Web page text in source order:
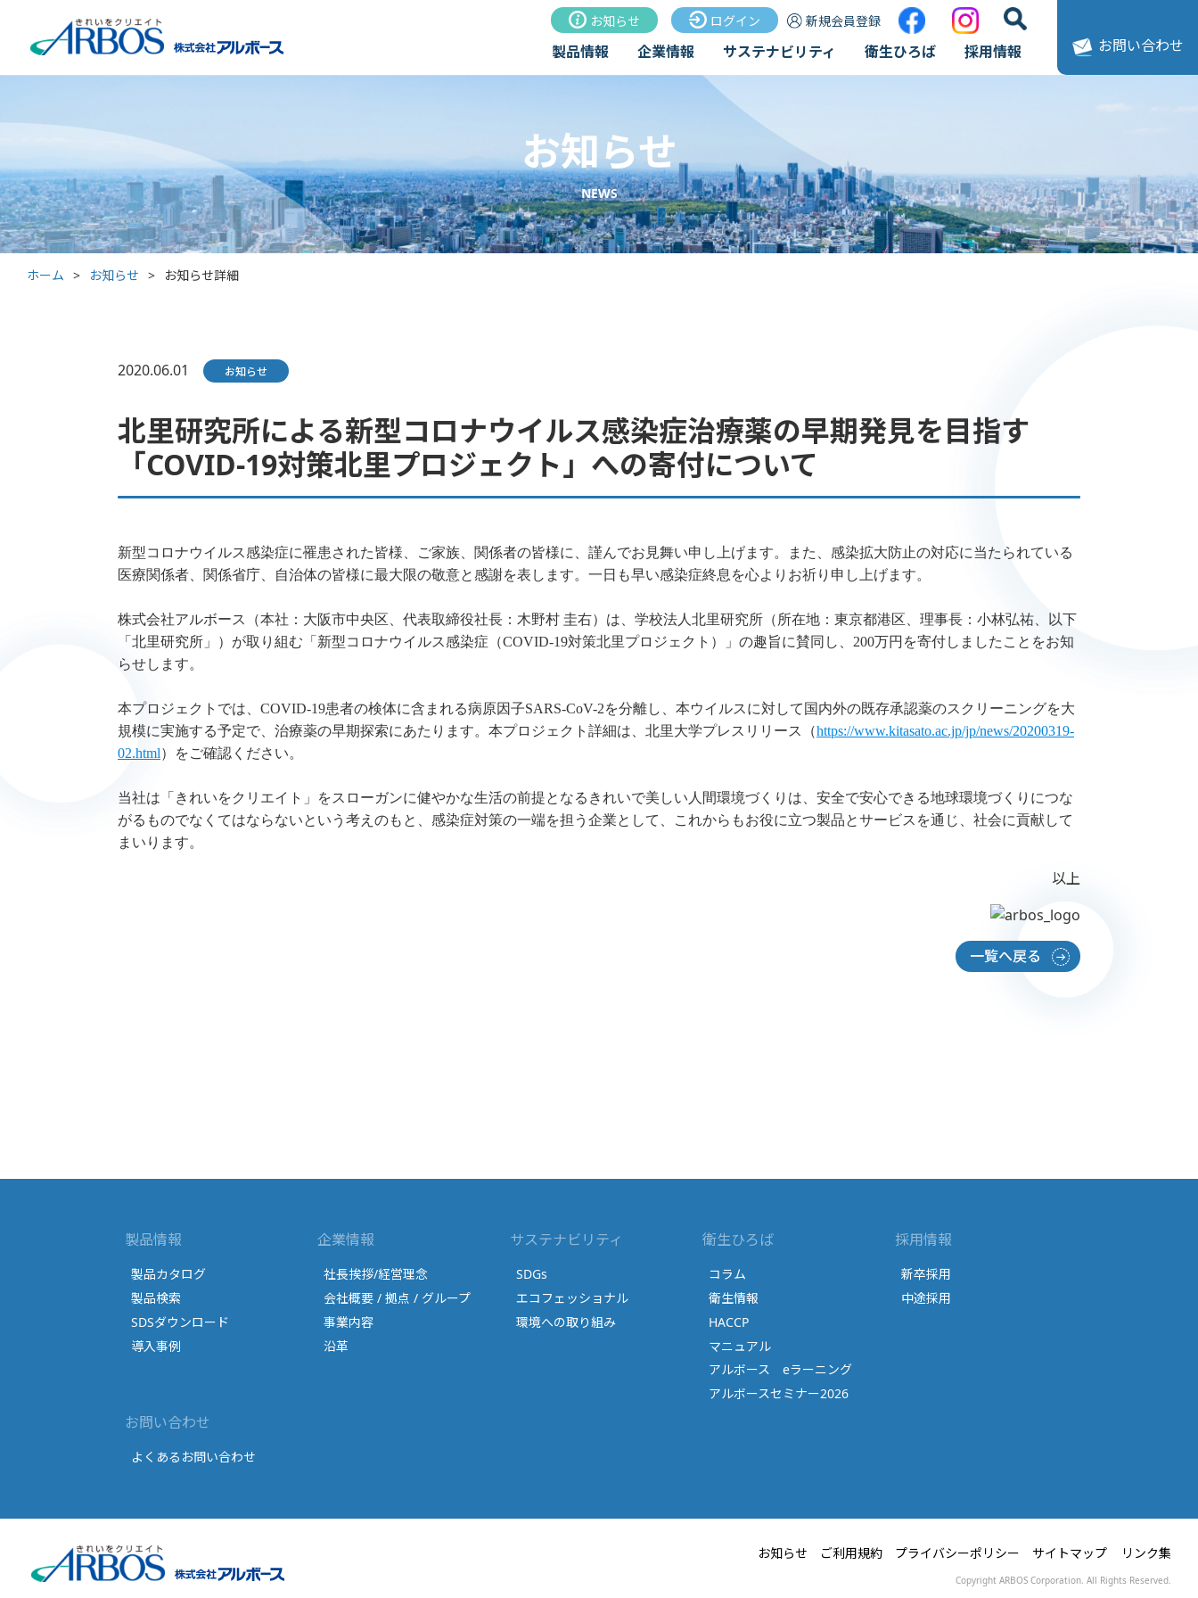
お知らせ ログイン 新規会員登録
製品情報 企業情報 サステナビリティ 衛生ひろば 採用情報 お問い合わせ
お知らせ
NEWS
ホーム > お知らせ > お知らせ詳細
2020.06.01 お知らせ
北里研究所による新型コロナウイルス感染症治療薬の早期発見を目指す
「COVID-19対策北里プロジェクト」への寄付について
新型コロナウイルス感染症に罹患された皆様、ご家族、関係者の皆様に、謹んでお見舞い申し上げます。また、感染拡大防止の対応に当たられている
医療関係者、関係省庁、自治体の皆様に最大限の敬意と感謝を表します。一日も早い感染症終息を心よりお祈り申し上げます。
株式会社アルボース（本社：大阪市中央区、代表取締役社長：木野村 圭右）は、学校法人北里研究所（所在地：東京都港区、理事長：小林弘祐、以下
「北里研究所」）が取り組む「新型コロナウイルス感染症（COVID-19対策北里プロジェクト）」の趣旨に賛同し、200万円を寄付しましたことをお知
らせします。
本プロジェクトでは、COVID-19患者の検体に含まれる病原因子SARS-CoV-2を分離し、本ウイルスに対して国内外の既存承認薬のスクリーニングを大
規模に実施する予定で、治療薬の早期探索にあたります。本プロジェクト詳細は、北里大学プレスリリース（https://www.kitasato.ac.jp/jp/news/20200319-
02.html）をご確認ください。
当社は「きれいをクリエイト」をスローガンに健やかな生活の前提となるきれいで美しい人間環境づくりは、安全で安心できる地球環境づくりにつな
がるものでなくてはならないという考えのもと、感染症対策の一端を担う企業として、これからもお役に立つ製品とサービスを通じ、社会に貢献して
まいります。
以上
一覧へ戻る
製品情報
製品カタログ
製品検索
SDSダウンロード
導入事例
企業情報
社長挨拶/経営理念
会社概要 / 拠点 / グループ
事業内容
沿革
サステナビリティ
SDGs
エコフェッショナル
環境への取り組み
衛生ひろば
コラム
衛生情報
HACCP
マニュアル
アルボース eラーニング
アルボースセミナー2026
採用情報
新卒採用
中途採用
お問い合わせ
よくあるお問い合わせ
お知らせ ご利用規約 プライバシーポリシー サイトマップ リンク集
Copyright ARBOS Corporation. All Rights Reserved.